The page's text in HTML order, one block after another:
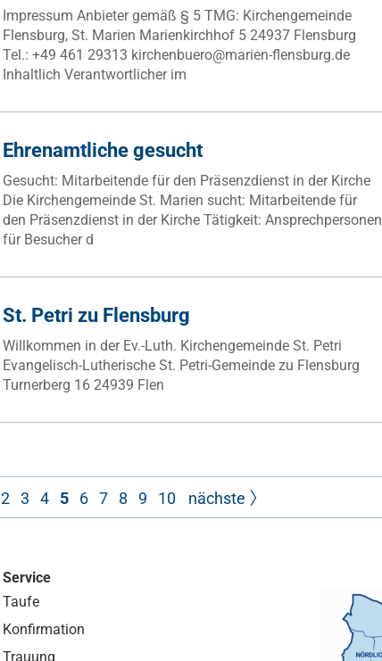
Impressum Anbieter gemäß § 5 TMG: Kirchengemeinde
Flensburg, St. Marien Marienkirchhof 5 24937 Flensburg
Tel.: +49 461 29313 kirchenbuero@marien-flensburg.de
Inhaltlich Verantwortlicher im
Ehrenamtliche gesucht
Gesucht: Mitarbeitende für den Präsenzdienst in der Kirche
Die Kirchengemeinde St. Marien sucht: Mitarbeitende für
den Präsenzdienst in der Kirche Tätigkeit: Ansprechpersonen
für Besucher d
St. Petri zu Flensburg
Willkommen in der Ev.-Luth. Kirchengemeinde St. Petri
Evangelisch-Lutherische St. Petri-Gemeinde zu Flensburg
Turnerberg 16 24939 Flen
2 3 4 5 6 7 8 9 10 nächste
Service
Taufe
Konfirmation
Trauung